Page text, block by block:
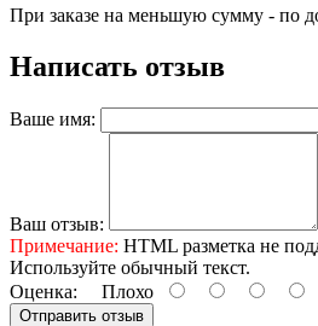
При заказе на меньшую сумму - по
Написать отзыв
Ваше имя:
Ваш отзыв:
Примечание: HTML разметка не
Используйте обычный текст.
Оценка: Плохо
Отправить отзыв